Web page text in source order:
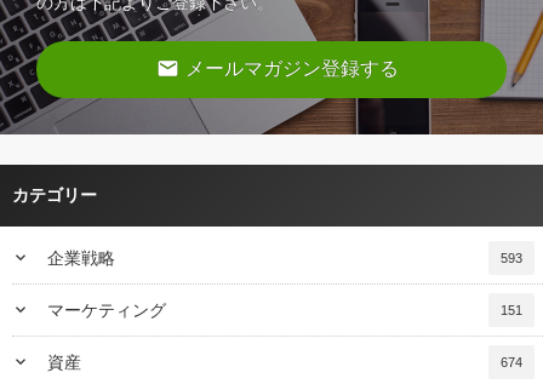
email メールマガジン登録する
カテゴリー
keyboard_arrow_down 企業戦略 593
keyboard_arrow_down マーケティング 151
keyboard_arrow_down 資産 674